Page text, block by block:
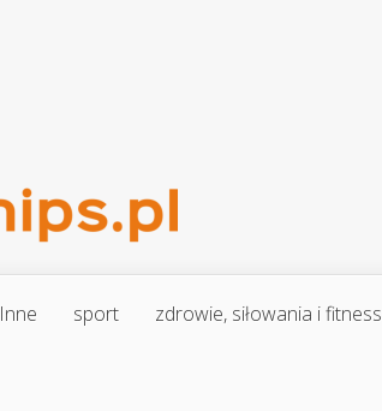
Inne sport zdrowie, siłowania i fitness